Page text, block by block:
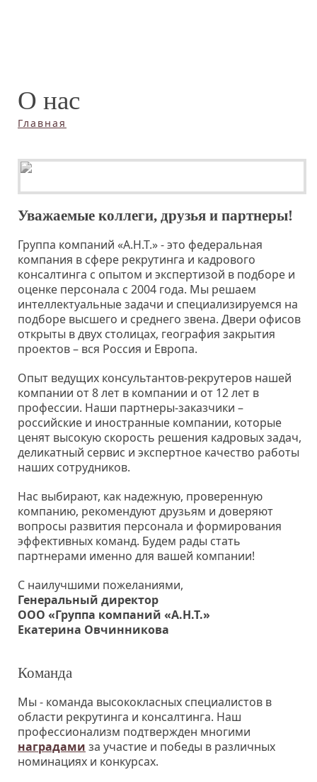
О нас
Главная
Уважаемые коллеги, друзья и партнеры!
Группа компаний «А.Н.Т.» - это федеральная
компания в сфере рекрутинга и кадрового
консалтинга с опытом и экспертизой в подборе и
оценке персонала с 2004 года. Мы решаем
интеллектуальные задачи и специализируемся на
подборе высшего и среднего звена. Двери офисов
открыты в двух столицах, география закрытия
проектов – вся Россия и Европа.
Опыт ведущих консультантов-рекрутеров нашей
компании от 8 лет в компании и от 12 лет в
профессии. Наши партнеры-заказчики –
российские и иностранные компании, которые
ценят высокую скорость решения кадровых задач,
деликатный сервис и экспертное качество работы
наших сотрудников.
Нас выбирают, как надежную, проверенную
компанию, рекомендуют друзьям и доверяют
вопросы развития персонала и формирования
эффективных команд. Будем рады стать
партнерами именно для вашей компании!
С наилучшими пожеланиями,
Генеральный директор
ООО «Группа компаний «А.Н.Т.»
Екатерина Овчинникова
Команда
Мы - команда высококласных специалистов в
области рекрутинга и консалтинга. Наш
профессионализм подтвержден многими
наградами за участие и победы в различных
номинациях и конкурсах.